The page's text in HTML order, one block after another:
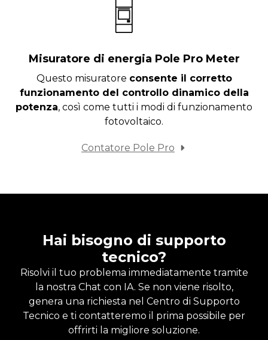
Misuratore di energia Pole Pro Meter
Questo misuratore consente il corretto
funzionamento del controllo dinamico della
potenza, così come tutti i modi di funzionamento
fotovoltaico.
Contatore Pole Pro
Hai bisogno di supporto
tecnico?
Risolvi il tuo problema immediatamente tramite
la nostra Chat con IA. Se non viene risolto,
genera una richiesta nel Centro di Supporto
Tecnico e ti contatteremo il prima possibile per
offrirti la migliore soluzione.